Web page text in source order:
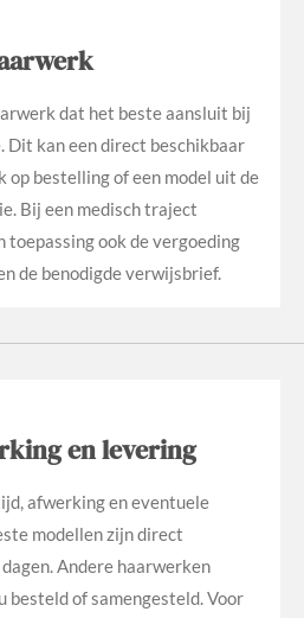
dat het beste aansluit bij
Dit kan een direct beschikbaar
op bestelling of een model uit de
Bij een medisch traject
toepassing ook de vergoeding
de benodigde verwijsbrief.
en levering
afwerking en eventuele
modellen zijn direct
Andere haarwerken
besteld of samengesteld. Voor